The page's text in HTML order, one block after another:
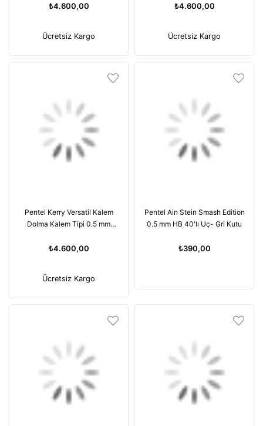
₺4.600,00
Ücretsiz Kargo
₺4.600,00
Ücretsiz Kargo
Pentel Kerry Versatil Kalem
Dolma Kalem Tipi 0.5 mm
₺4.600,00
Ücretsiz Kargo
Pentel Ain Stein Smash Edition
0.5 mm HB 40'lı Uç- Gri Kutu
₺390,00